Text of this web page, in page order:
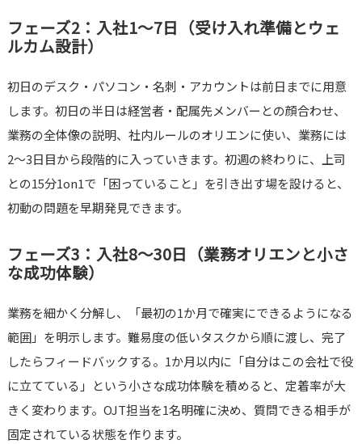
フェーズ2：入社1〜7日（受け入れ準備とウェ
ルカム設計）
初日のデスク・パソコン・名刺・アカウントは前日までに用意
します。初日の半日は経営者・配属先メンバーとの顔合わせ、
業務の全体像の説明、社内ルールのオリエンに使い、業務には
2〜3日目から段階的に入っていきます。初週の終わりに、上司
との15分1on1で「困っていること」を引き出す場を設けると、
初動の問題を早期発見できます。
フェーズ3：入社8〜30日（業務オリエンと小さ
な成功体験）
業務を細かく分解し、「最初の1か月で確実にできるようになる
範囲」を明示します。難易度の低いタスクから順に渡し、完了
したらフィードバックする。1か月以内に「自分はこの会社で役
に立てている」という小さな成功体験を積めると、定着率が大
きく変わります。OJT担当を1名明確に決め、質問できる相手が
固定されている状態を作ります。